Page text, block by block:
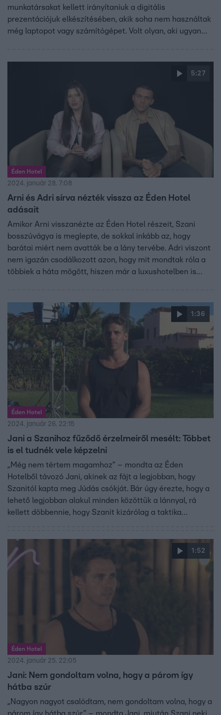
munkatársakat kellett irányítaniuk a digitális
prezentációjuk elkészítésében, akik soha nem használtak
még laptopot vagy számítógépet. Volt olyan, aki ugyan
5:27
Éden Hotel
2024. január 28. 7:08
Arni és Adri sírva nézték vissza az Éden Hotel
adásait
Amikor Arni visszanézte az Éden Hotel részeit, Szani
bosszúvágya is meglepte, de sokkal inkább az, hogy
barátai miért nem avatták be a lány tervébe. Adri viszont
nem igazán csodálkozott azon, hogy mit mondtak róla a
többiek a háta mögött, hiszen már a luxushotelben is
meghatódott egy-egy jelenet láttán, életük egyik
legmeghatározóbb élményének tartják az Éden Hotelt.
„Csodálatos önismereti utazást adott nekem” – mondta
Adri, amivel Arni is egyetértett, hiszen amikor
visszanézte a reality részeit, felfedezte az emberi hibáit,
és úgy érzi, tudott belőlük tanulni.
1:36
Éden Hotel
2024. január 26. 22:15
Jani a Szanihoz fűződő érzelmeiről mesélt: Többet
is el tudnék vele képzelni
„Még nem tértem magamhoz” – mondta az Éden
Hotelből távozó Jani, akinek az fájt a legjobban, hogy
Szanitól kapta meg Júdás csókját. Bár úgy érezte, hogy a
lehető legjobban alakul minden közöttük a lánnyal, rá
kellett döbbennie, hogy Szanit kizárólag a taktika
1:52
Éden Hotel
2024. január 25. 22:05
Jani: Nem gondoltam volna, hogy a párom így
hátba szúr
„Nagyon nagyot csalódtam, nem gondoltam volna, hogy a